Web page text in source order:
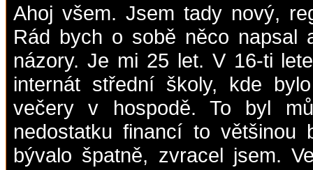
Ahoj všem. Jsem tady nový,
Rád bych o sobě něco napsal
názory. Je mi 25 let. V 16-ti
internát střední školy, kde
večery v hospodě. To byl
nedostatku financí to
bývalo špatně, zvracel jsem.